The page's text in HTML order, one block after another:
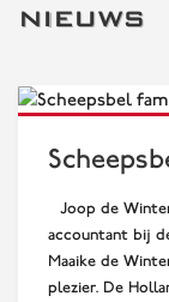
NIEUWS
Joop de
accountant bij
Maaike de
plezier. De